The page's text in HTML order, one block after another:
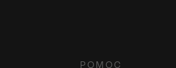
POMOC